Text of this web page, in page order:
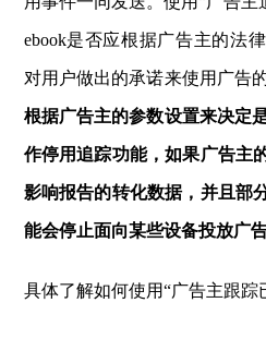
ebook是否应根据广告主的法
对用户做出的承诺来使用广告
根据广告主的参数设置来决定
作停用追踪功能，如果广告主
影响报告的转化数据，并且部
能会停止面向某些设备投放广告
具体了解如何使用“广告主跟踪